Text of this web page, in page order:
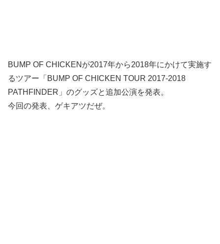
BUMP OF CHICKENが2017年から2018年にかけて実施す
るツアー「BUMP OF CHICKEN TOUR 2017-2018
PATHFINDER」のグッズと追加公演を発表。
今回の発表、ゲキアツだぜ。